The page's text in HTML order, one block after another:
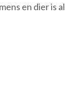
en dier is al